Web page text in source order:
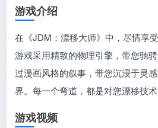
游戏介绍
在《JDM：漂移大师》中，尽情享
游戏采用精致的物理引擎，带您驰
过漫画风格的叙事，带您沉浸于灵
界。每一个弯道，都是对您漂移技
游戏视频